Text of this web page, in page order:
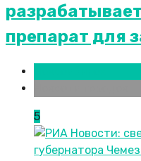
препарат для
5